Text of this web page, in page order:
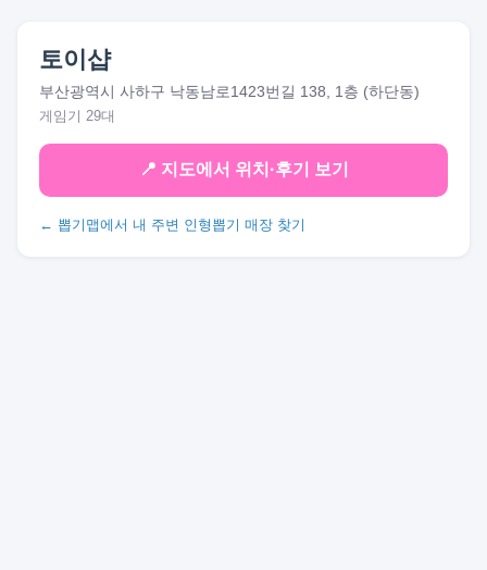
토이샵
부산광역시 사하구 낙동남로1423번길 138, 1층 (하단동)
게임기 29대
📍 지도에서 위치·후기 보기
← 뽑기맵에서 내 주변 인형뽑기 매장 찾기